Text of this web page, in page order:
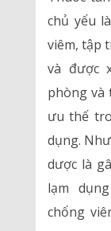
chủ yếu
viêm, tập
và được
phòng và
ưu thế
dụng.
dược là
lạm
chống